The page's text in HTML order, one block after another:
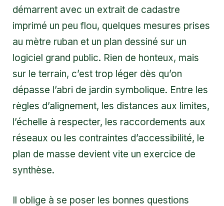
démarrent avec un extrait de cadastre
imprimé un peu flou, quelques mesures prises
au mètre ruban et un plan dessiné sur un
logiciel grand public. Rien de honteux, mais
sur le terrain, c’est trop léger dès qu’on
dépasse l’abri de jardin symbolique. Entre les
règles d’alignement, les distances aux limites,
l’échelle à respecter, les raccordements aux
réseaux ou les contraintes d’accessibilité, le
plan de masse devient vite un exercice de
synthèse.
Il oblige à se poser les bonnes questions